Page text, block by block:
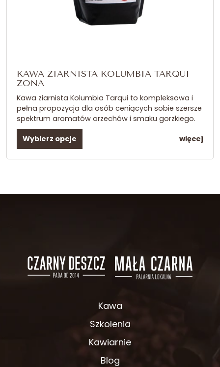
KAWA ZIARNISTA KOLUMBIA TARQUI
ZONA
Kawa ziarnista Kolumbia Tarqui to kompleksowa i
pełna propozycja dla osób ceniących sobie szersze
spektrum aromatów orzechów i smaku gorzkiego.
Wybierz opcje więcej
Kawa
Szkolenia
Kawiarnie
Blog